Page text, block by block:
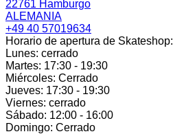
22761 Hamburgo
ALEMANIA
+49 40 57019634
Horario de apertura de Skateshop:
Lunes: cerrado
Martes: 17:30 - 19:30
Miércoles: Cerrado
Jueves: 17:30 - 19:30
Viernes: cerrado
Sábado: 12:00 - 16:00
Domingo: Cerrado